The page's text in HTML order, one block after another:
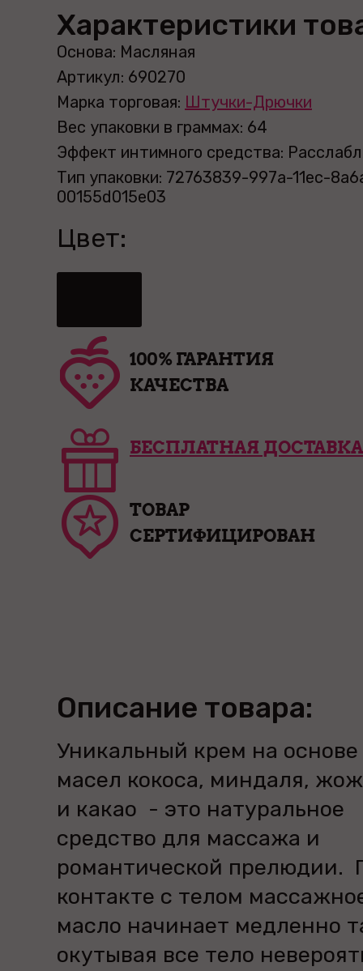
Характеристики
Основа: Масляная
Артикул: 690270
Марка торговая: Штучки-Дрючки
Вес упаковки в граммах: 64
Эффект интимного средства:
Тип упаковки: 72763839-997a-11ec-
00155d015e03
Цвет:
100% ГАРАНТИЯ
КАЧЕСТВА
БЕСПЛАТНАЯ ДОСТАВКА
ТОВАР
СЕРТИФИЦИРОВАН
Описание товара:
Уникальный крем на основе
масел кокоса, миндаля,
и какао - это натуральное
средство для массажа и
романтической прелюдии.
контакте с телом
масло начинает медленно
окутывая все тело